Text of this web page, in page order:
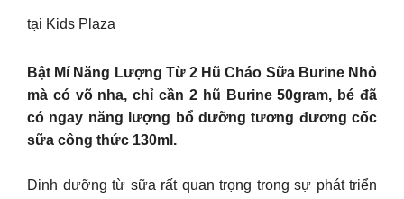
tại Kids Plaza
Bật Mí Năng Lượng Từ 2 Hũ Cháo Sữa Burine Nhỏ
mà có võ nha, chỉ cần 2 hũ Burine 50gram, bé đã
có ngay năng lượng bổ dưỡng tương đương cốc
sữa công thức 130ml.
Dinh dưỡng từ sữa rất quan trọng trong sự phát triển